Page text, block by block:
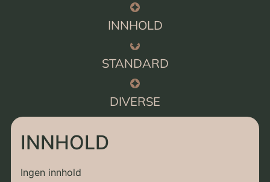
INNHOLD
STANDARD
DIVERSE
INNHOLD
Ingen innhold